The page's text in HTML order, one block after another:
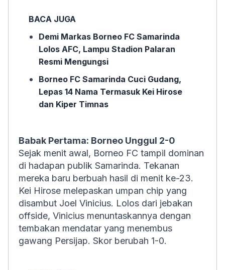
BACA JUGA
Demi Markas Borneo FC Samarinda
Lolos AFC, Lampu Stadion Palaran
Resmi Mengungsi
Borneo FC Samarinda Cuci Gudang,
Lepas 14 Nama Termasuk Kei Hirose
dan Kiper Timnas
Babak Pertama: Borneo Unggul 2-0
Sejak menit awal, Borneo FC tampil dominan
di hadapan publik Samarinda. Tekanan
mereka baru berbuah hasil di menit ke-23.
Kei Hirose melepaskan umpan chip yang
disambut Joel Vinicius. Lolos dari jebakan
offside, Vinicius menuntaskannya dengan
tembakan mendatar yang menembus
gawang Persijap. Skor berubah 1-0.